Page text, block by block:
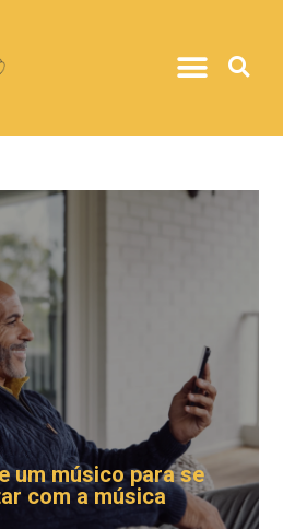
um músico para se
com a música